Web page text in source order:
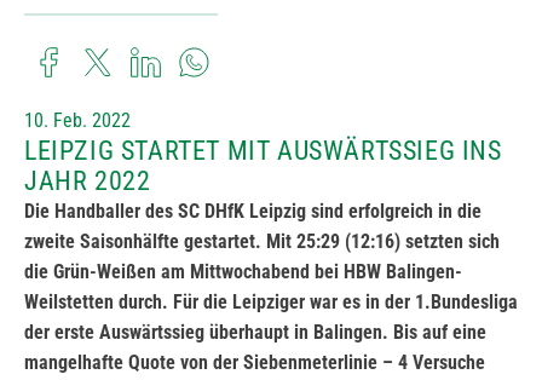
10. Feb. 2022
LEIPZIG STARTET MIT AUSWÄRTSSIEG INS
JAHR 2022
Die Handballer des SC DHfK Leipzig sind erfolgreich in die
zweite Saisonhälfte gestartet. Mit 25:29 (12:16) setzten sich
die Grün-Weißen am Mittwochabend bei HBW Balingen-
Weilstetten durch. Für die Leipziger war es in der 1.Bundesliga
der erste Auswärtssieg überhaupt in Balingen. Bis auf eine
mangelhafte Quote von der Siebenmeterlinie – 4 Versuche